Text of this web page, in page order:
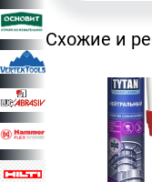
Схожие и